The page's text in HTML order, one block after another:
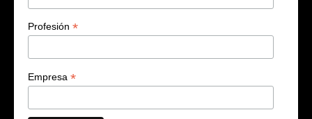
Profesión *
Empresa *